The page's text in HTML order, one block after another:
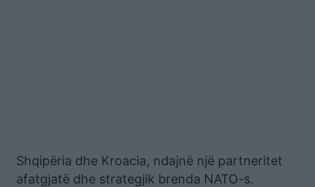
Shqipëria dhe Kroacia, ndajnë një partneritet
afatgjatë dhe strategjik brenda NATO-s.